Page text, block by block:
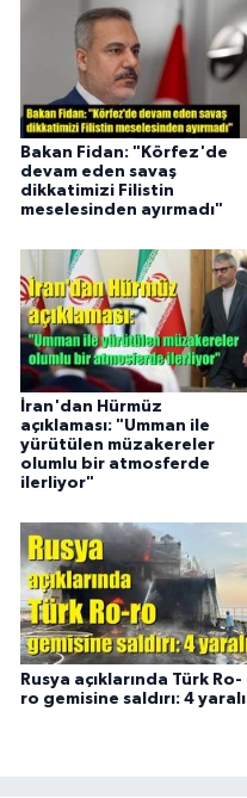
Bakan Fidan: "Körfez'de
devam eden savaş
dikkatimizi Filistin
meselesinden ayırmadı"
İran'dan Hürmüz
açıklaması: "Umman ile
yürütülen müzakereler
olumlu bir atmosferde
ilerliyor"
Rusya açıklarında Türk Ro-
ro gemisine saldırı: 4 yaralı